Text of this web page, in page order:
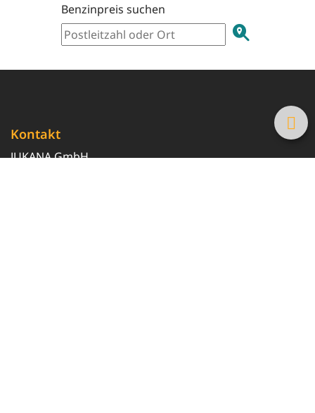
Benzinpreis suchen
Kontakt
JUKANA GmbH